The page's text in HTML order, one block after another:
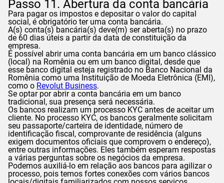
Passo 11. Abertura da conta bancária
Para pagar os impostos e depositar o valor do capital
social, é obrigatório ter uma conta bancária.
A(s) conta(s) bancária(s) deve(m) ser aberta(s) no prazo
de 60 dias úteis a partir da data de constituição da
empresa.
É possível abrir uma conta bancária em um banco clássico
(local) na Romênia ou em um banco digital, desde que
esse banco digital esteja registrado no Banco Nacional da
Romênia como uma Instituição de Moeda Eletrônica (EMI),
como o Revolut Business.
Se optar por abrir a conta bancária em um banco
tradicional, sua presença será necessária.
Os bancos realizam um processo KYC antes de aceitar um
cliente. No processo KYC, os bancos geralmente solicitam
seu passaporte/carteira de identidade, número de
identificação fiscal, comprovante de residência (alguns
exigem documentos oficiais que comprovem o endereço),
entre outras informações. Eles também esperam respostas
a várias perguntas sobre os negócios da empresa.
Podemos auxiliá-lo em relação aos bancos para agilizar o
processo, pois temos fortes conexões com vários bancos